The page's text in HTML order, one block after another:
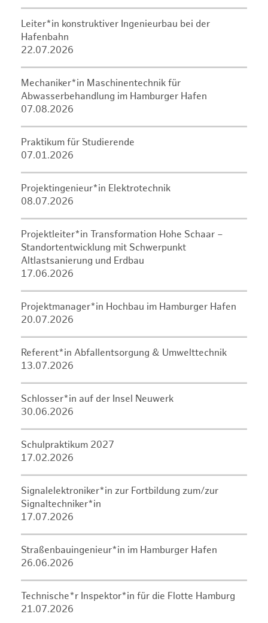
Leiter*in konstruktiver Ingenieurbau bei der
Hafenbahn
22.07.2026
Mechaniker*in Maschinentechnik für
Abwasserbehandlung im Hamburger Hafen
07.08.2026
Praktikum für Studierende
07.01.2026
Projektingenieur*in Elektrotechnik
08.07.2026
Projektleiter*in Transformation Hohe Schaar –
Standortentwicklung mit Schwerpunkt
Altlastsanierung und Erdbau
17.06.2026
Projektmanager*in Hochbau im Hamburger Hafen
20.07.2026
Referent*in Abfallentsorgung & Umwelttechnik
13.07.2026
Schlosser*in auf der Insel Neuwerk
30.06.2026
Schulpraktikum 2027
17.02.2026
Signalelektroniker*in zur Fortbildung zum/zur
Signaltechniker*in
17.07.2026
Straßenbauingenieur*in im Hamburger Hafen
26.06.2026
Technische*r Inspektor*in für die Flotte Hamburg
21.07.2026